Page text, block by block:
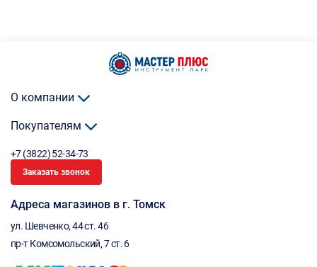
О компании
Покупателям
+7 (3822) 52-34-73
Заказать звонок
Адреса магазинов в г. Томск
ул. Шевченко, 44 ст. 46
пр-т Комсомольский, 7 ст. 6